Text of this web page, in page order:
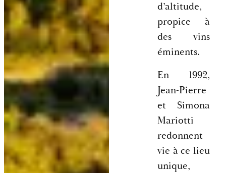
d’altitude,
propice à
des vins
éminents.
En 1992,
Jean-Pierre
et Simona
Mariotti
redonnent
vie à ce lieu
unique,